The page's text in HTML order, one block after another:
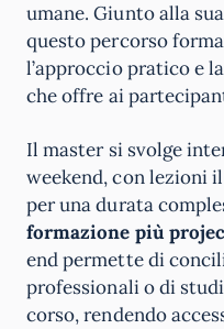
umane. Giunto alla
questo percorso
l’approccio pratico e
che offre ai
Il master si svolge
weekend, con lezioni
per una durata
formazione più
end permette di
professionali o di
corso, rendendo